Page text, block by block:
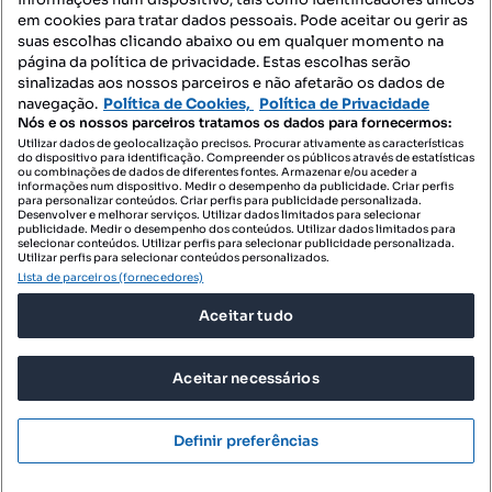
Mapa do Site
Contacte-nos
SIGA-NOS:
DESCARREGAR NA:
© 2026 Imovirtual.com, OLX Portugal, S.A.
TERMOS DE UTILIZAÇÃO
POLÍTICA DE PRIVACIDADE
CONFIGURAÇÕES DE PRIVACIDADE
em cookies para tratar dados pessoais. Pode aceitar ou gerir as
suas escolhas clicando abaixo ou em qualquer momento na
página da política de privacidade. Estas escolhas serão
sinalizadas aos nossos parceiros e não afetarão os dados de
navegação. Política de Cookies, Política de Privacidade
Nós e os nossos parceiros tratamos os dados para fornecermos:
Utilizar dados de geolocalização precisos. Procurar ativamente as características
do dispositivo para identificação. Compreender os públicos através de estatísticas
ou combinações de dados de diferentes fontes. Armazenar e/ou aceder a
informações num dispositivo. Medir o desempenho da publicidade. Criar perfis
para personalizar conteúdos. Criar perfis para publicidade personalizada.
Desenvolver e melhorar serviços. Utilizar dados limitados para selecionar
publicidade. Medir o desempenho dos conteúdos. Utilizar dados limitados para
selecionar conteúdos. Utilizar perfis para selecionar publicidade personalizada.
Utilizar perfis para selecionar conteúdos personalizados.
Lista de parceiros (fornecedores)
Aceitar tudo
Aceitar necessários
Definir preferências